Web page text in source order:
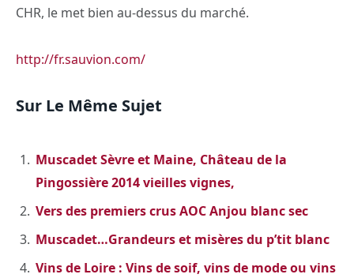
CHR, le met bien au-dessus du marché.
http://fr.sauvion.com/
Sur Le Même Sujet
Muscadet Sèvre et Maine, Château de la
Pingossière 2014 vieilles vignes,
Vers des premiers crus AOC Anjou blanc sec
Muscadet…Grandeurs et misères du p’tit blanc
Vins de Loire : Vins de soif, vins de mode ou vins